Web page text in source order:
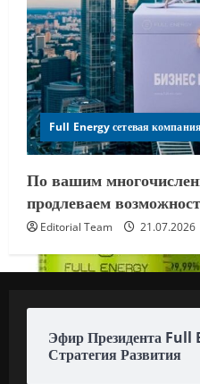
Full Energy сетевая компания
По вашим
продлеваем
Editorial Team 21.07.2026
Эфир Президента
Стратегия Развития